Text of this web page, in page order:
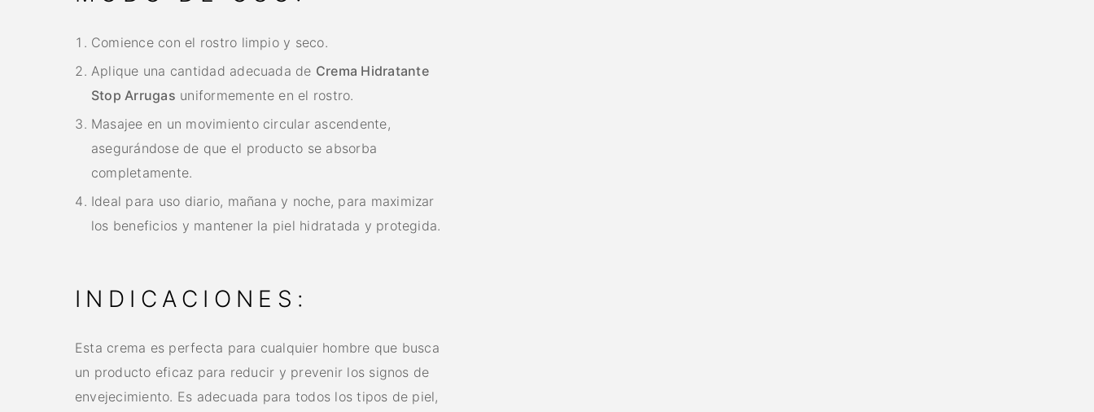
Comience con el rostro limpio y seco.
Aplique una cantidad adecuada de Crema Hidratante
Stop Arrugas uniformemente en el rostro.
Masajee en un movimiento circular ascendente,
asegurándose de que el producto se absorba
completamente.
Ideal para uso diario, mañana y noche, para maximizar
los beneficios y mantener la piel hidratada y protegida.
INDICACIONES:
Esta crema es perfecta para cualquier hombre que busca
un producto eficaz para reducir y prevenir los signos de
envejecimiento. Es adecuada para todos los tipos de piel,